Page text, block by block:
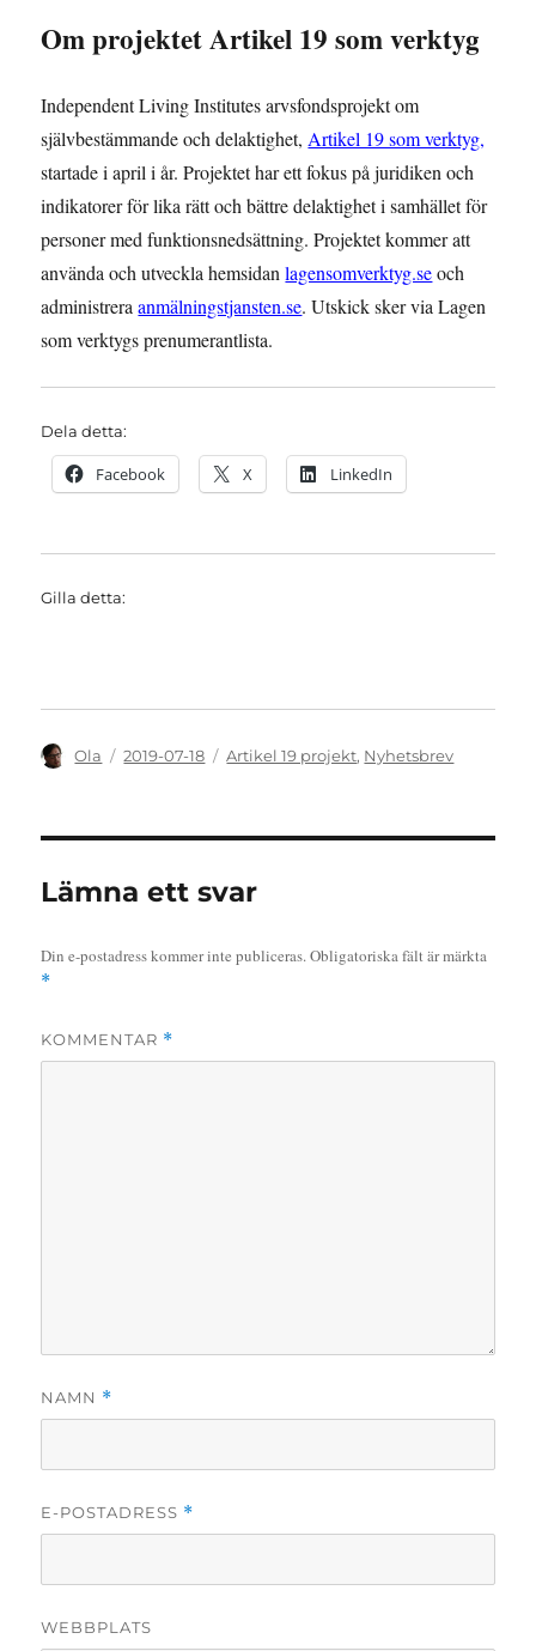
Om projektet Artikel 19 som verktyg
Independent Living Institutes arvsfondsprojekt om
självbestämmande och delaktighet,Artikel 19 som verktyg,
startade i april i år. Projektet har ett fokus på juridiken och
indikatorer för lika rätt och bättre delaktighet i samhället för
personer med funktionsnedsättning. Projektet kommer att
använda och utveckla hemsidanlagensomverktyg.seoch
administreraanmälningstjansten.se. Utskick sker via Lagen
som verktygs prenumerantlista.
Dela detta:
Facebook X LinkedIn
Gilla detta:
Författare
Ola
Publicerat
2019-07-18 Kategorier
Artikel 19 projekt, Nyhetsbrev
Lämna ett svar
Din e-postadress kommer inte publiceras.Obligatoriska fält är märkta
*
KOMMENTAR *
NAMN *
E-POSTADRESS *
WEBBPLATS